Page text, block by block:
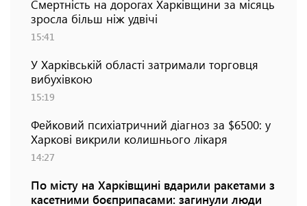
Смертність на дорогах Харківщини за місяць
зросла більш ніж удвічі
15:41
У Харківській області затримали торговця
вибухівкою
15:19
Фейковий психіатричний діагноз за $6500: у
Харкові викрили колишнього лікаря
14:27
По місту на Харківщині вдарили ракетами з
касетними боєприпасами: загинули люди